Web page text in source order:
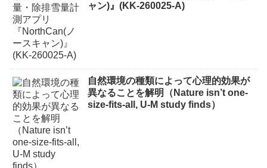
ャン)』(KK-260025-A)
自然環境の種類によって心理的効果が
異なることを解明（Nature isn’t one-
size-fits-all, U-M study finds）